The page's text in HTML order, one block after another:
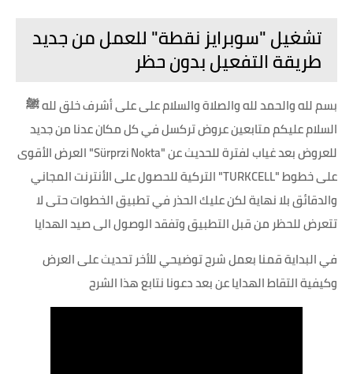
تشغيل "سوبرايز نقطة" للعمل من جديد
طريقة التفعيل بدون حظر
بسم لله والحمد لله والصلاة والسلام على على أشرف خلق لله ﷺ
السلام عليكم متابعين عروض تركسل في كل مكان عدنا من جديد
للعروض بعد غياب لفترة للحديث عن "Sürprzi Nokta" العرض الأقوى
على خطوط "TURKCELL" التركية للحصول على الأنترنت المجاني
والدقائق بلا نهاية لكن عليك الحذر في تطبيق الخطوات حتى لا
تتعرض للحظر من قبل التطبيق وتفقد الوصول الى صيد الهدايا
في البداية قمنا بعمل شرح توضيحي للأخر تحديث على العرض
وكيفية التقاط الهدايا عن بعد دعونا نتابع هذا الشرح